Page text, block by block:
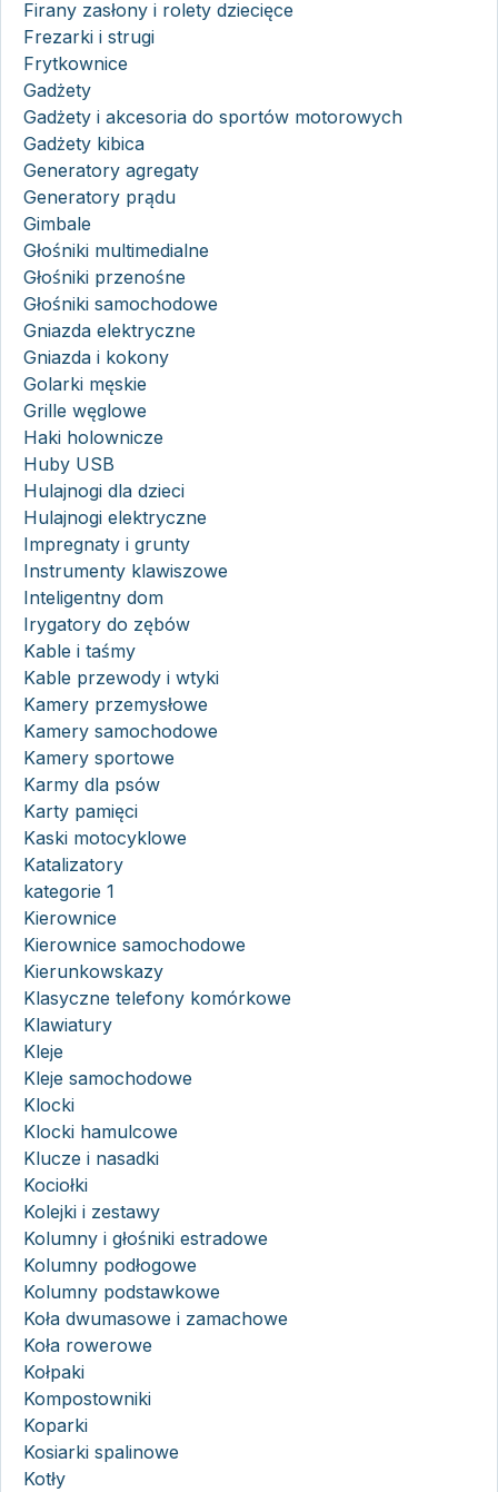
Firany zasłony i rolety dziecięce
Frezarki i strugi
Frytkownice
Gadżety
Gadżety i akcesoria do sportów motorowych
Gadżety kibica
Generatory agregaty
Generatory prądu
Gimbale
Głośniki multimedialne
Głośniki przenośne
Głośniki samochodowe
Gniazda elektryczne
Gniazda i kokony
Golarki męskie
Grille węglowe
Haki holownicze
Huby USB
Hulajnogi dla dzieci
Hulajnogi elektryczne
Impregnaty i grunty
Instrumenty klawiszowe
Inteligentny dom
Irygatory do zębów
Kable i taśmy
Kable przewody i wtyki
Kamery przemysłowe
Kamery samochodowe
Kamery sportowe
Karmy dla psów
Karty pamięci
Kaski motocyklowe
Katalizatory
kategorie 1
Kierownice
Kierownice samochodowe
Kierunkowskazy
Klasyczne telefony komórkowe
Klawiatury
Kleje
Kleje samochodowe
Klocki
Klocki hamulcowe
Klucze i nasadki
Kociołki
Kolejki i zestawy
Kolumny i głośniki estradowe
Kolumny podłogowe
Kolumny podstawkowe
Koła dwumasowe i zamachowe
Koła rowerowe
Kołpaki
Kompostowniki
Koparki
Kosiarki spalinowe
Kotły